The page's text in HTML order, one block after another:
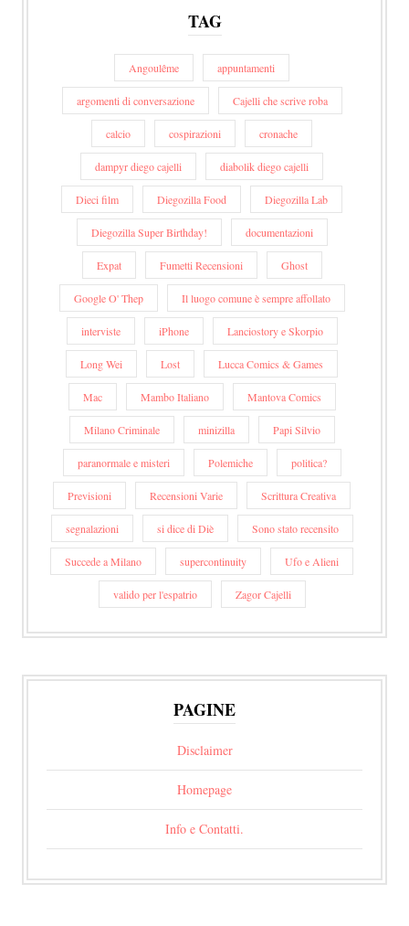
TAG
Angoulême appuntamenti
argomenti di conversazione Cajelli che scrive roba
calcio cospirazioni cronache
dampyr diego cajelli diabolik diego cajelli
Dieci film Diegozilla Food Diegozilla Lab
Diegozilla Super Birthday! documentazioni
Expat Fumetti Recensioni Ghost
Google O' Thep Il luogo comune è sempre affollato
interviste iPhone Lanciostory e Skorpio
Long Wei Lost Lucca Comics & Games
Mac Mambo Italiano Mantova Comics
Milano Criminale minizilla Papi Silvio
paranormale e misteri Polemiche politica?
Previsioni Recensioni Varie Scrittura Creativa
segnalazioni si dice di Diè Sono stato recensito
Succede a Milano supercontinuity Ufo e Alieni
valido per l'espatrio Zagor Cajelli
PAGINE
Disclaimer
Homepage
Info e Contatti.